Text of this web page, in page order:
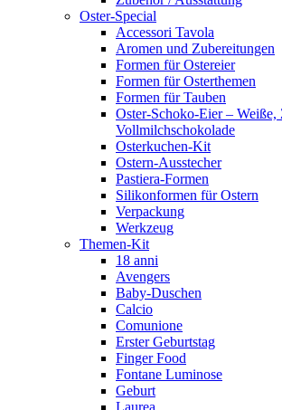
Oster-Special
Accessori Tavola
Aromen und Zubereitungen
Formen für Ostereier
Formen für Osterthemen
Formen für Tauben
Oster-Schoko-Eier – Weiße,
Vollmilchschokolade
Osterkuchen-Kit
Ostern-Ausstecher
Pastiera-Formen
Silikonformen für Ostern
Verpackung
Werkzeug
Themen-Kit
18 anni
Avengers
Baby-Duschen
Calcio
Comunione
Erster Geburtstag
Finger Food
Fontane Luminose
Geburt
Laurea